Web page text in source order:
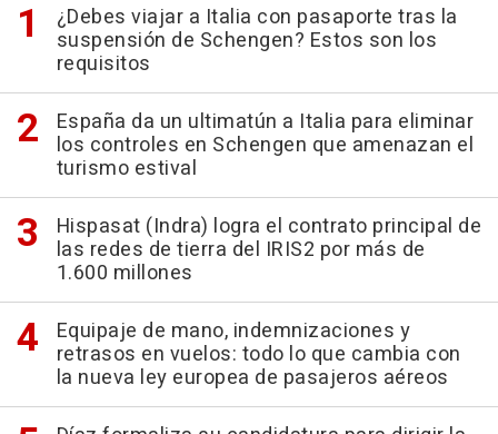
¿Debes viajar a Italia con pasaporte tras la
suspensión de Schengen? Estos son los
requisitos
España da un ultimatún a Italia para eliminar
los controles en Schengen que amenazan el
turismo estival
Hispasat (Indra) logra el contrato principal de
las redes de tierra del IRIS2 por más de
1.600 millones
Equipaje de mano, indemnizaciones y
retrasos en vuelos: todo lo que cambia con
la nueva ley europea de pasajeros aéreos